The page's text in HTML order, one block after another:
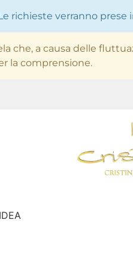
richieste verranno
che, a causa delle
la comprensione.